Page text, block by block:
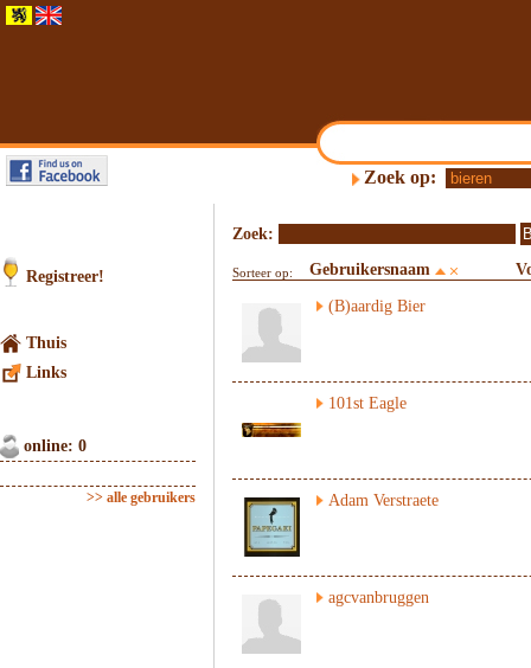
Zoek op:
Registreer!
Thuis
Links
online: 0
>> alle gebruikers
Zoek:
Sorteer op: Gebruikersnaam
(B)aardig Bier
101st Eagle
Adam Verstraete
agcvanbruggen